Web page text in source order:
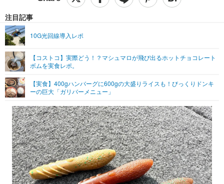
ショッピング その他
エンタメTOP 映画・ドラマ
グラビア
ショッピング その他
ライフTOP
その他
リリース一覧
プッシュ通知の停止方法
注目記事
10G光回線導入レポ
【コストコ】実際どう！？マシュマロが飛び出るホットチョコレート
ボムを実食レポ。
【実食】400gハンバーグに600gの大盛りライスも！びっくりドンキ
ーの巨大「ガリバーメニュー」